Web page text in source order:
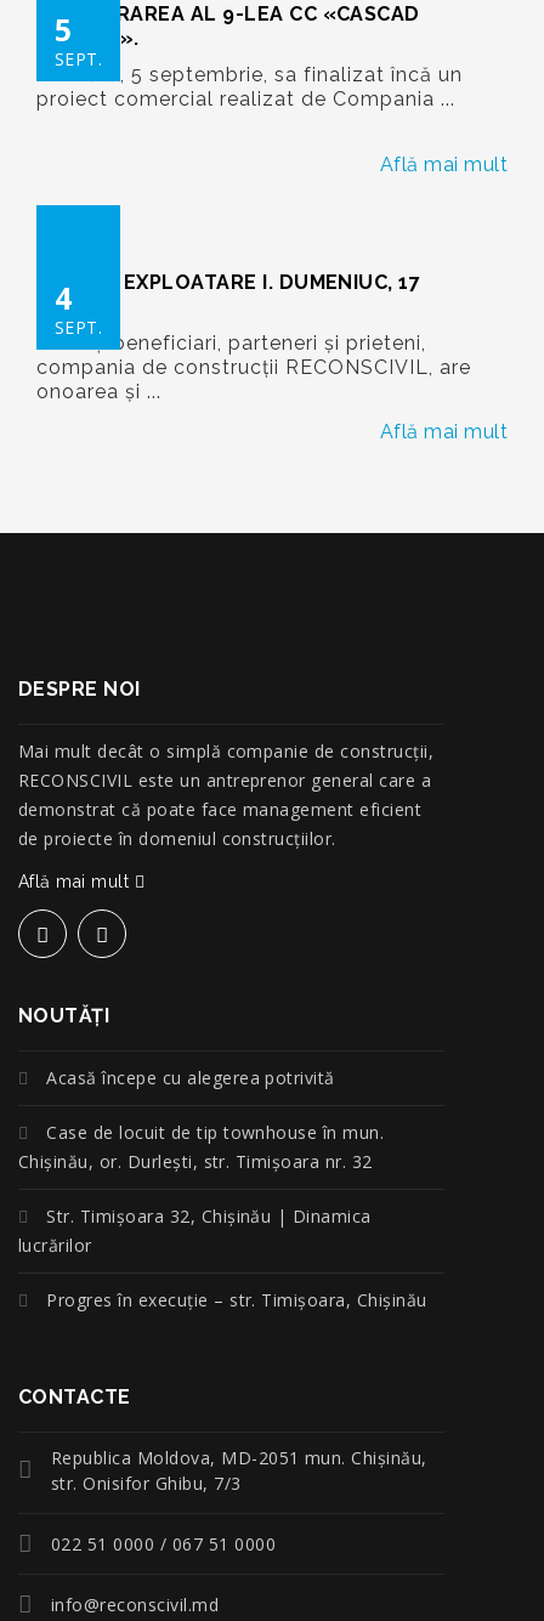
5
SEPT.
INAUGURAREA AL 9-LEA CC «CASCAD
MARKET».
Sîmbătă, 5 septembrie, sa finalizat încă un
proiect comercial realizat de Compania ...
Află mai mult
4
SEPT.
DARE ÎN EXPLOATARE I. DUMENIUC, 17
Stimați beneficiari, parteneri și prieteni,
compania de construcții RECONSCIVIL, are
onoarea şi ...
Află mai mult
DESPRE NOI
Mai mult decât o simplă companie de construcţii,
RECONSCIVIL este un antreprenor general care a
demonstrat că poate face management eficient
de proiecte în domeniul construcțiilor.
Află mai mult
NOUTĂŢI
Acasă începe cu alegerea potrivită
Case de locuit de tip townhouse în mun.
Chișinău, or. Durlești, str. Timișoara nr. 32
Str. Timișoara 32, Chișinău | Dinamica
lucrărilor
Progres în execuție – str. Timișoara, Chișinău
CONTACTE
Republica Moldova, MD-2051 mun. Chişinău,
str. Onisifor Ghibu, 7/3
022 51 0000 / 067 51 0000
info@reconscivil.md